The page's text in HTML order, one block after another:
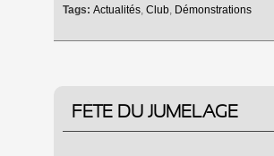
Tags: Actualités, Club, Démonstrations
FÊTE DU JUMELAGE